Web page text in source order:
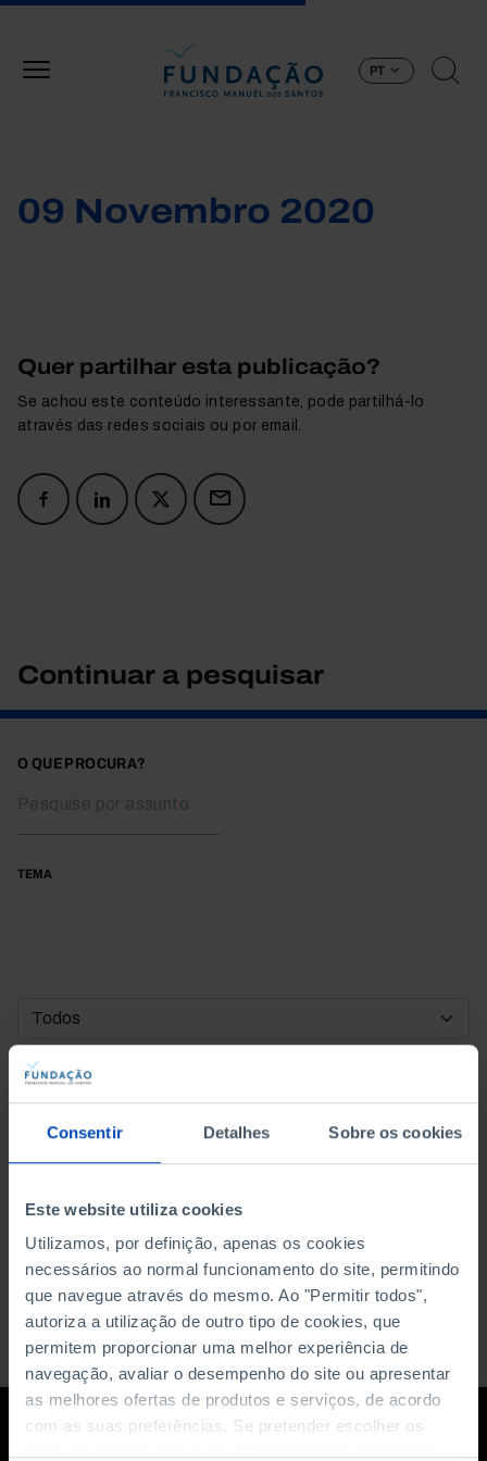
Consentir Detalhes Sobre os cookies
Este website utiliza cookies
Utilizamos, por definição, apenas os cookies
necessários ao normal funcionamento do site, permitindo
que navegue através do mesmo. Ao "Permitir todos",
autoriza a utilização de outro tipo de cookies, que
permitem proporcionar uma melhor experiência de
navegação, avaliar o desempenho do site ou apresentar
as melhores ofertas de produtos e serviços, de acordo
com as suas preferências. Se pretender escolher os
PT
09 Novembro 2020
Quer partilhar esta publicação?
Se achou este conteúdo interessante, pode partilhá-lo
através das redes sociais ou por email.
Continuar a pesquisar
O QUE PROCURA?
TEMA
DATA DE INÍCIO
DATA DE FIM